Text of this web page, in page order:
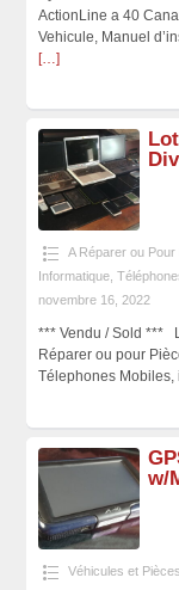
ActionLine a 40
Vehicule, Manuel
[…]
A Réparer ou Pour
Informatique,
novembre 16, 2022
*** Vendu / Sold ***
Réparer ou pour
Télephones Mobiles,
w/
Véhicules et Pièces